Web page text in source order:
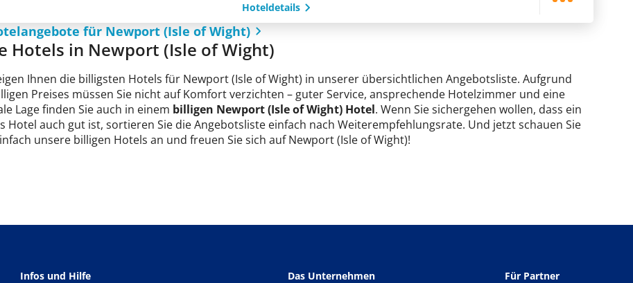
Hoteldetails
für Newport (Isle of Wight)
Hotels in Newport (Isle of Wight)
Ihnen die billigsten Hotels für Newport (Isle of Wight) in unserer übersichtlichen Angebotsliste. Aufgrund
Preises müssen Sie nicht auf Komfort verzichten – guter Service, ansprechende Hotelzimmer und eine
Lage finden Sie auch in einem billigen Newport (Isle of Wight) Hotel. Wenn Sie sichergehen wollen, dass ein
Hotel auch gut ist, sortieren Sie die Angebotsliste einfach nach Weiterempfehlungsrate. Und jetzt schauen Sie
unsere billigen Hotels an und freuen Sie sich auf Newport (Isle of Wight)!
Infos und Hilfe Das Unternehmen Für Partner